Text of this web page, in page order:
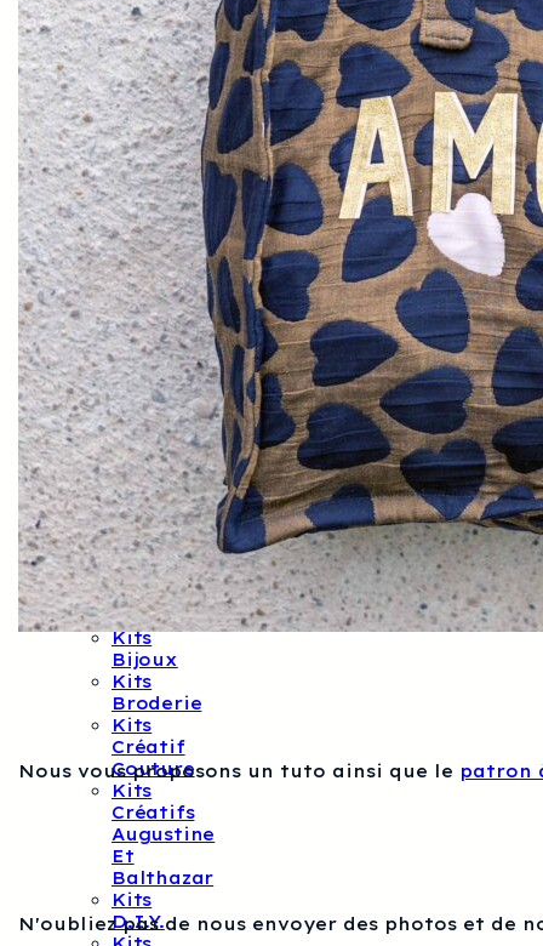
Bons
Cadeaux
Idées
Cadeaux
3-6
Ans
Idées
Cadeaux
6-
10
Ans
Idées
Cadeaux
Ados
Idées
Cadeaux
Adultes
Idées
Cadeaux
Bébé
Papèterie
Petit
Boum
Souris
Maileg
Kits
Créatifs
Cricut
Kits
Bijoux
Kits
Broderie
Kits
Créatif
Couture
Kits
Créatifs
Augustine
Et
Balthazar
Kits
D.I.Y.
Nous vous proposons un tuto ainsi que le patron
N'oubliez pas de nous envoyer des photos et de